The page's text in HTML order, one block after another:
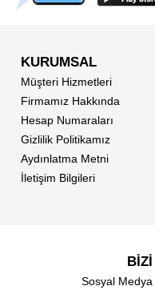
KURUMSAL
Müşteri Hizmetleri
Firmamız Hakkında
Hesap Numaraları
Gizlilik Politikamız
Aydınlatma Metni
İletişim Bilgileri
Sosyal Medya